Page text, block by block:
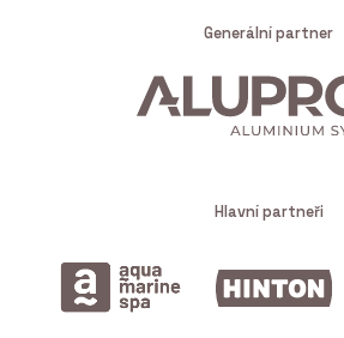
Generální partner
Hlavní partneři